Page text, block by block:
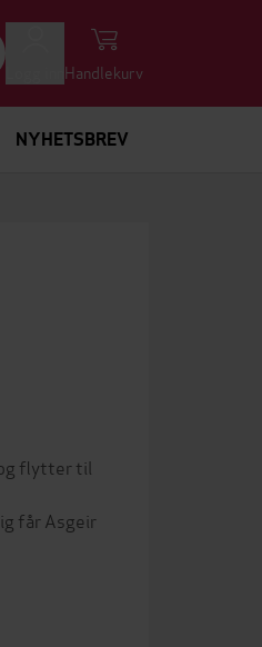
Handlekurv
NYHETSBREV
flytter til
får Asgeir